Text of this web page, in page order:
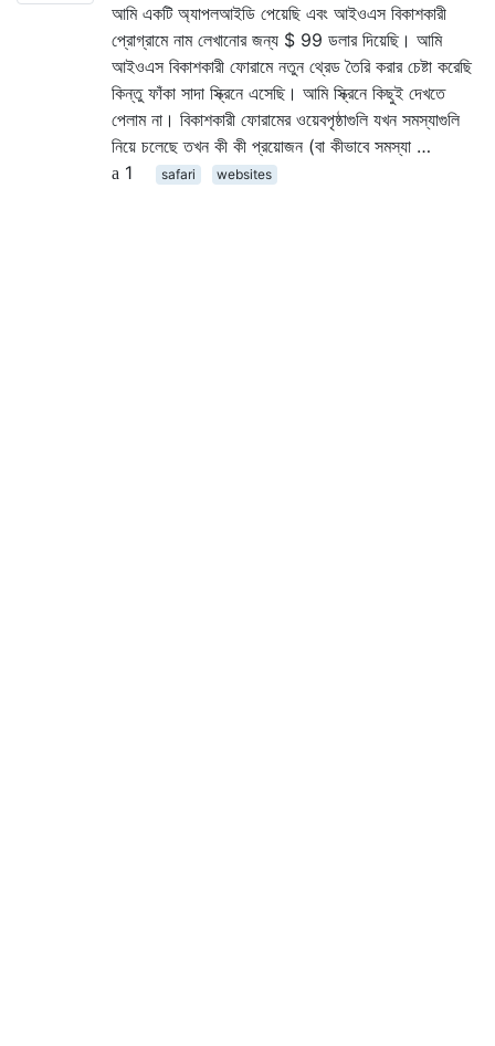
আমি একটি অ্যাপলআইডি পেয়েছি এবং আইওএস বিকাশকারী
প্রোগ্রামে নাম লেখানোর জন্য $ 99 ডলার দিয়েছি। আমি
আইওএস বিকাশকারী ফোরামে নতুন থ্রেড তৈরি করার চেষ্টা করেছি
কিন্তু ফাঁকা সাদা স্ক্রিনে এসেছি। আমি স্ক্রিনে কিছুই দেখতে
পেলাম না। বিকাশকারী ফোরামের ওয়েবপৃষ্ঠাগুলি যখন সমস্যাগুলি
নিয়ে চলেছে তখন কী কী প্রয়োজন (বা কীভাবে সমস্যা …
1
safari websites